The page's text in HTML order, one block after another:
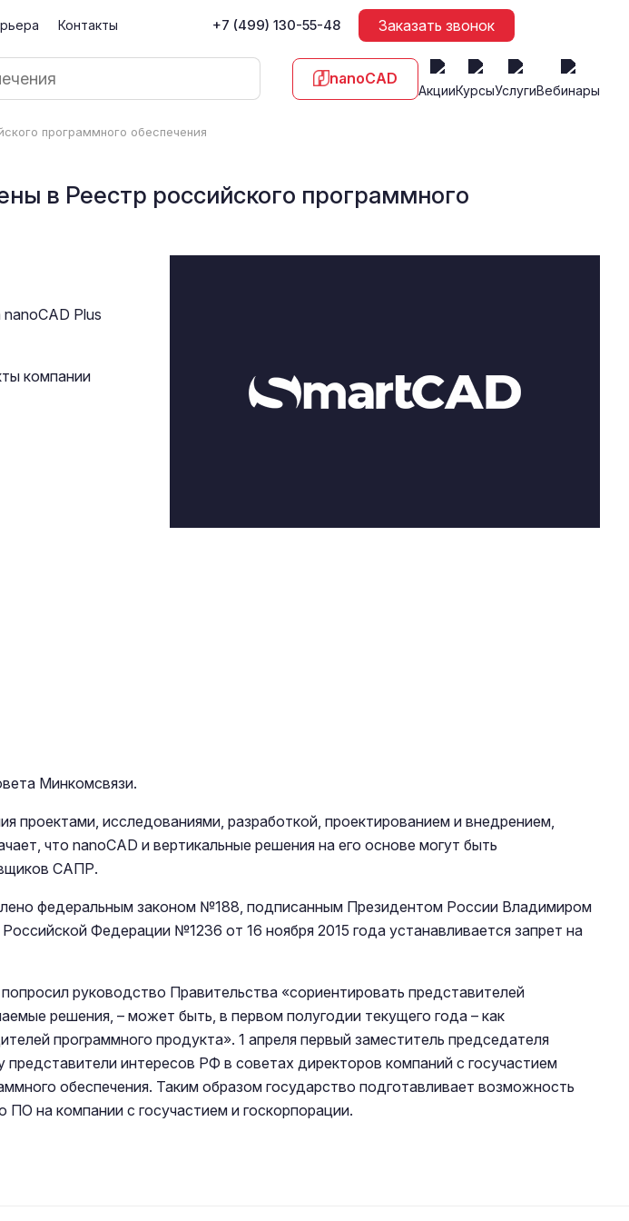
Контакты +7 (499) 130-55-48 Заказать звонок
nanoCAD
АкцииКурсыУслугиВебинары
программного обеспечения
в Реестр российского программного
Plus
компании
Минкомсвязи.
исследованиями, разработкой, проектированием и внедрением,
что nanoCAD и вертикальные решения на его основе могут быть
САПР.
федеральным законом №188, подписанным Президентом России Владимиром
Федерации №1236 от 16 ноября 2015 года устанавливается запрет на
руководство Правительства «сориентировать представителей
решения, – может быть, в первом полугодии текущего года – как
программного продукта». 1 апреля первый заместитель председателя
интересов РФ в советах директоров компаний с госучастием
обеспечения. Таким образом государство подготавливает возможность
на компании с госучастием и госкорпорации.